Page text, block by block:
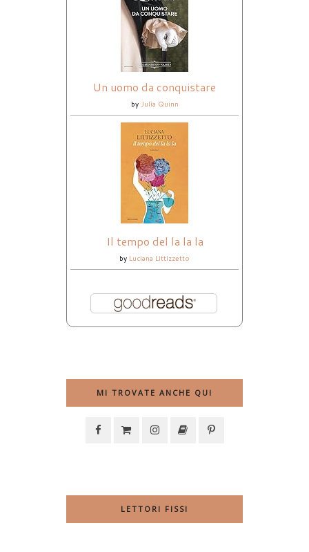
Un uomo da conquistare
by Julia Quinn
Il tempo del la la la
by Luciana Littizzetto
MI TROVATE ANCHE QUI
LETTORI FISSI